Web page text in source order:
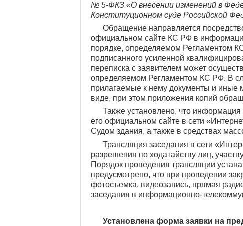
№ 5-ФКЗ «О внесении изменений в
Конституционном суде Российской
Обращение направляется
официальном сайте КС РФ в
порядке, определяемом Регламентом
подписанного усиленной
переписка с заявителем может
определяемом Регламентом КС РФ. В
прилагаемые к нему документы и иные
виде, при этом приложения копий
Также установлено, что
его официальном сайте в сети
Судом здания, а также в средствах
Трансляция заседания в сети
разрешения по ходатайству лиц,
Порядок проведения трансляции
предусмотрено, что при проведении
фотосъемка, видеозапись, прямая
заседания в информационно-
Установлена форма заявки на